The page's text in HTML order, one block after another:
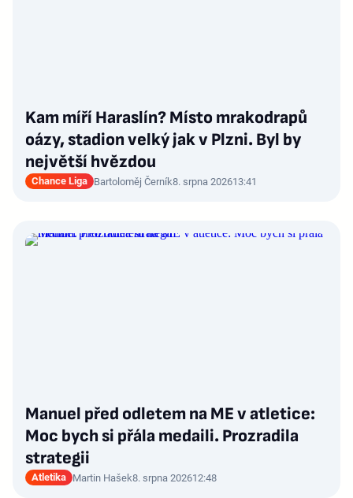
Kam míří Haraslín? Místo mrakodrapů
oázy, stadion velký jak v Plzni. Byl by
největší hvězdou
Chance Liga Bartoloměj Černík8. srpna 202613:41
Manuel před odletem na ME v atletice:
Moc bych si přála medaili. Prozradila
strategii
Atletika Martin Hašek8. srpna 202612:48